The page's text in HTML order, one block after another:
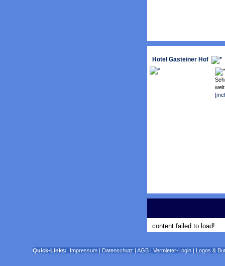
Hotel Gasteiner Hof
content failed to load!
Quick-Links: Impressum | Datenschutz | AGB | Vermieter-Login | Logos &